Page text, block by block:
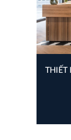
THIẾT